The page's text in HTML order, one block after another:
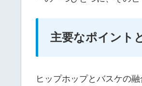
主要なポイント
ヒップホップとバスケの